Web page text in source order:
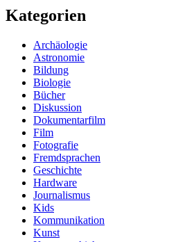
Kategorien
Archäologie
Astronomie
Bildung
Biologie
Bücher
Diskussion
Dokumentarfilm
Film
Fotografie
Fremdsprachen
Geschichte
Hardware
Journalismus
Kids
Kommunikation
Kunst